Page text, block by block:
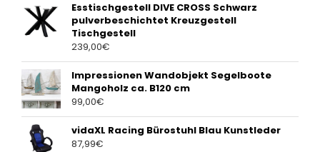
Esstischgestell DIVE CROSS Schwarz
pulverbeschichtet Kreuzgestell
Tischgestell
239,00€
Impressionen Wandobjekt Segelboote
Mangoholz ca. B120 cm
99,00€
vidaXL Racing Bürostuhl Blau Kunstleder
87,99€